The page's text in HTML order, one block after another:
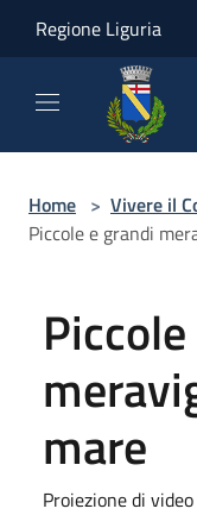
Regione Liguria
Home > Vivere il
Piccole e grandi
mare
Proiezione di